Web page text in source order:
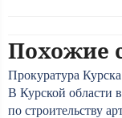
Похожие
Прокуратура
В Курской области
по строительству